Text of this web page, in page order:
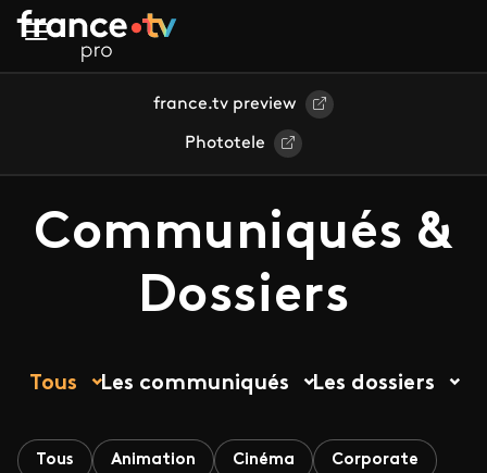
Aller au contenu principal
france.tv preview
Phototele
Communiqués &
Dossiers
Tous Les communiqués Les dossiers
Tous Animation Cinéma Corporate